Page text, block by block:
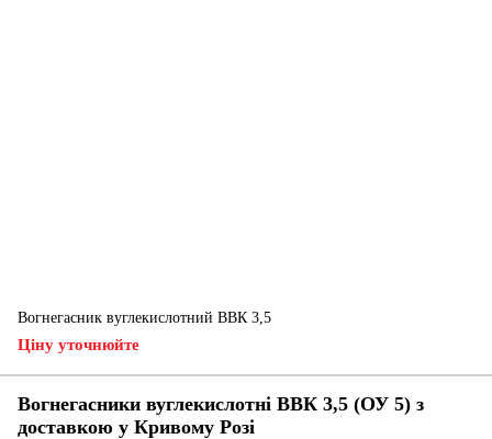
Вогнегасник вуглекислотний ВВК 3,5
Ціну уточнюйте
Вогнегасники вуглекислотні ВВК 3,5 (ОУ 5) з
доставкою у Кривому Розі